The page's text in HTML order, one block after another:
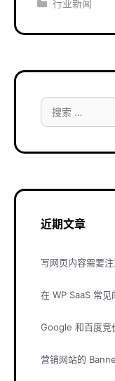
行业新闻
搜
索：
近期文章
写网页内容需要注
在 WP SaaS 常
Google 和百度竞
营销网站的